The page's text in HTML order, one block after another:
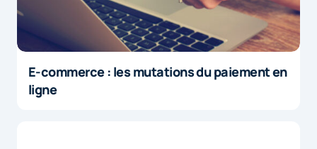
E-commerce : les mutations du paiement en
ligne